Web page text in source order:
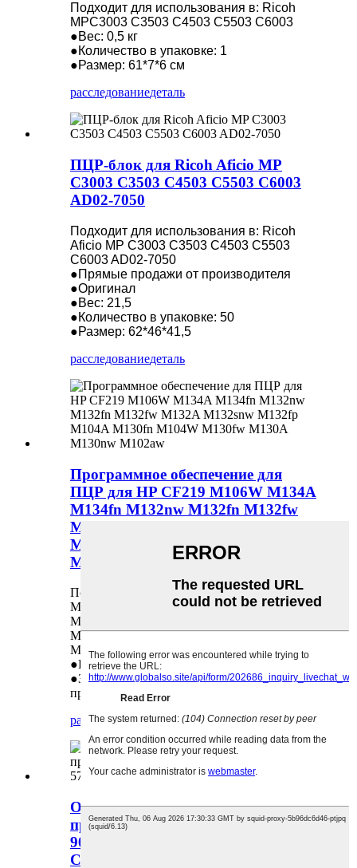
Подходит для использования в: Ricoh
MPC3003 C3503 C4503 C5503 C6003
●Вес: 0,5 кг
●Количество в упаковке: 1
●Размер: 61*7*6 см
расследованиедеталь
ПЦР-блок для Ricoh Aficio MP
C3003 C3503 C4503 C5503 C6003
AD02-7050
Подходит для использования в: Ricoh
Aficio MP C3003 C3503 C4503 C5503
C6003 AD02-7050
●Прямые продажи от производителя
●Оригинал
●Вес: 21,5
●Количество в упаковке: 50
●Размер: 62*46*41,5
расследованиедеталь
Программное обеспечение для
ПЦР для HP CF219 M106W M134A
M134fn M132nw M132fn M132fw
M132A M132snw M132fp M104A
M130fn M104W M130fw M130A
M130nw M102aw
Подходит для использования в: HP CF219
M106W M134A M134fn M132nw M132fn
M132fw M132A M132snw M132fp M104A
M130fn M104W M130fw M130A M130nw
M102aw
●Прямые продажи от производителя
●Замена в соотношении 1:1 в случае
проблем с качеством
расследованиедеталь
Основной загрузочный ролик для
принтера HP LaserJet 9000 9040
9050 (RG5-5750-000 C8519-69035
C8519-69033) OEM